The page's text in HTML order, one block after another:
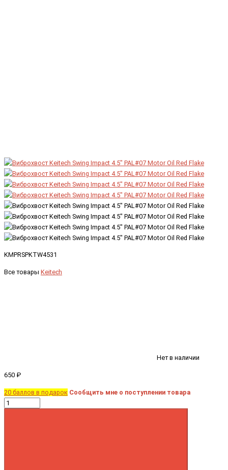
KMPRSPKTW4531
Все товары Keitech
Нет в наличии
650 ₽
20 баллов в подарок Сообщить мне о поступлении товара